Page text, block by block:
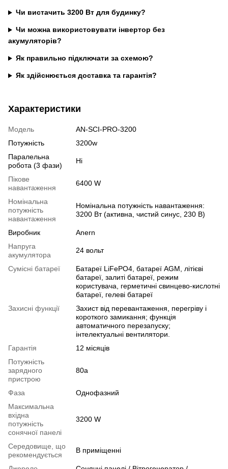
Чи вистачить 3200 Вт для будинку?
Чи можна використовувати інвертор без
акумуляторів?
Як правильно підключати за схемою?
Як здійснюється доставка та гарантія?
Характеристики
Модель
AN-SCI-PRO-3200
Потужність
3200w
Паралельна
робота (3 фази)
Ні
Пікове
навантаження
6400 W
Номінальна
потужність
навантаження
Номінальна потужність навантаження:
3200 Вт (активна, чистий синус, 230 В)
Виробник
Anern
Напруга
акумулятора
24 вольт
Сумісні батареї
Батареї LiFePO4, батареї AGM, літієві
батареї, залиті батареї, режим
користувача, герметичні свинцево-кислотні
батареї, гелеві батареї
Захисні функції
Захист від перевантаження, перегріву і
короткого замикання; функція
автоматичного перезапуску;
інтелектуальні вентилятори.
Гарантія
12 місяців
Потужність
зарядного
пристрою
80a
Фаза
Однофазний
Максимальна
вхідна
потужність
сонячної панелі
3200 W
Середовище, що
рекомендується
В приміщенні